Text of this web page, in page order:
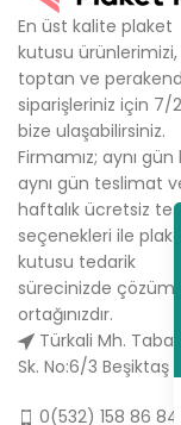
En üst kalite plaket
kutusu ürünlerimizi,
toptan ve
siparişleriniz için 7/
bize ulaşabilirsiniz.
Firmamız; aynı gün
aynı gün teslimat
haftalık ücretsiz
seçenekleri ile plaket
kutusu tedarik
sürecinizde çözüm
ortağınızdır.
Türkali Mh.
Sk. No:6/3 Beşiktaş
0(532) 158 86 84